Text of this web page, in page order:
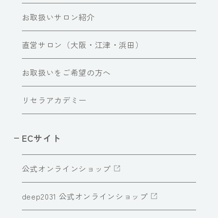
お取扱いサロン紹介
直営サロン（大阪・江津・浜田）
お取扱いをご希望の方へ
リセラアカデミー
ECサイト
公式オンラインショップ
deep2031 公式オンラインショップ